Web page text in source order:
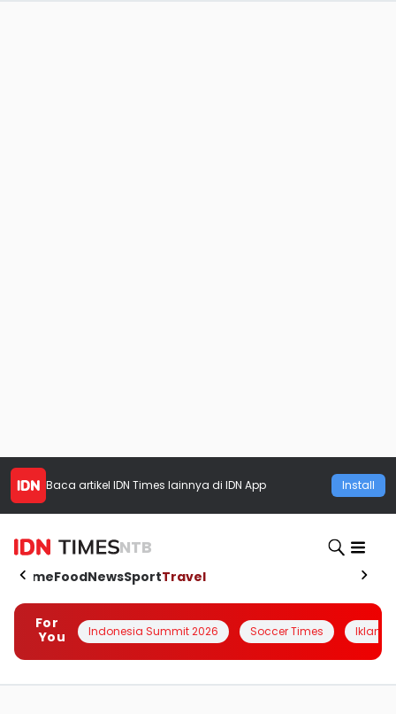
Baca artikel IDN Times lainnya di IDN App Install
NTB
HomeFoodNewsSportTravel
For
You
Indonesia Summit 2026 Soccer Times Iklanin